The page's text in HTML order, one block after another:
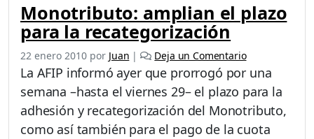
Monotributo: amplian el plazo
para la recategorización
22 enero 2010 por Juan | Deja un Comentario
La AFIP informó ayer que prorrogó por una
semana –hasta el viernes 29– el plazo para la
adhesión y recategorización del Monotributo,
como así también para el pago de la cuota